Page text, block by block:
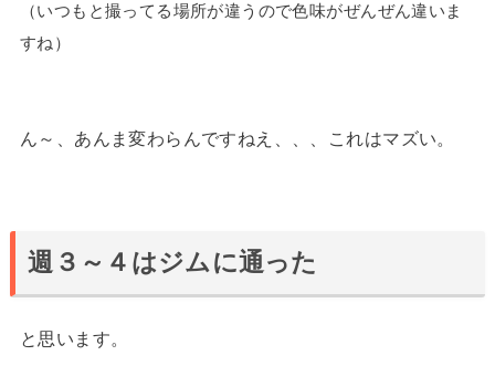
（いつもと撮ってる場所が違うので色味がぜんぜん違いま
すね）
ん～、あんま変わらんですねえ、、、これはマズい。
週３～４はジムに通った
と思います。